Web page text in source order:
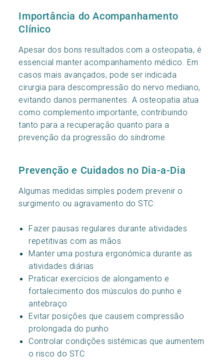
Importância do Acompanhamento
Clínico
Apesar dos bons resultados com a osteopatia, é
essencial manter acompanhamento médico. Em
casos mais avançados, pode ser indicada
cirurgia para descompressão do nervo mediano,
evitando danos permanentes. A osteopatia atua
como complemento importante, contribuindo
tanto para a recuperação quanto para a
prevenção da progressão do síndrome.
Prevenção e Cuidados no Dia-a-Dia
Algumas medidas simples podem prevenir o
surgimento ou agravamento do STC:
Fazer pausas regulares durante atividades
repetitivas com as mãos
Manter uma postura ergonómica durante as
atividades diárias
Praticar exercícios de alongamento e
fortalecimento dos músculos do punho e
antebraço
Evitar posições que causem compressão
prolongada do punho
Controlar condições sistémicas que aumentem
o risco do STC